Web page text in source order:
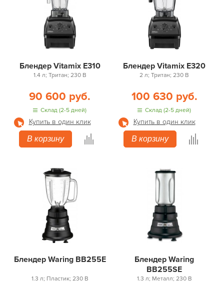
Блендер Vitamix Е310
1.4 л; Тритан; 230 В
90 600 руб.
Склад (2-5 дней)
Купить в один клик
В корзину
Блендер Vitamix Е320
2 л; Тритан; 230 В
100 630 руб.
Склад (2-5 дней)
Купить в один клик
В корзину
Блендер Waring BB255E
1.3 л; Пластик; 230 В
Блендер Waring
BB255SE
1.3 л; Металл; 230 В